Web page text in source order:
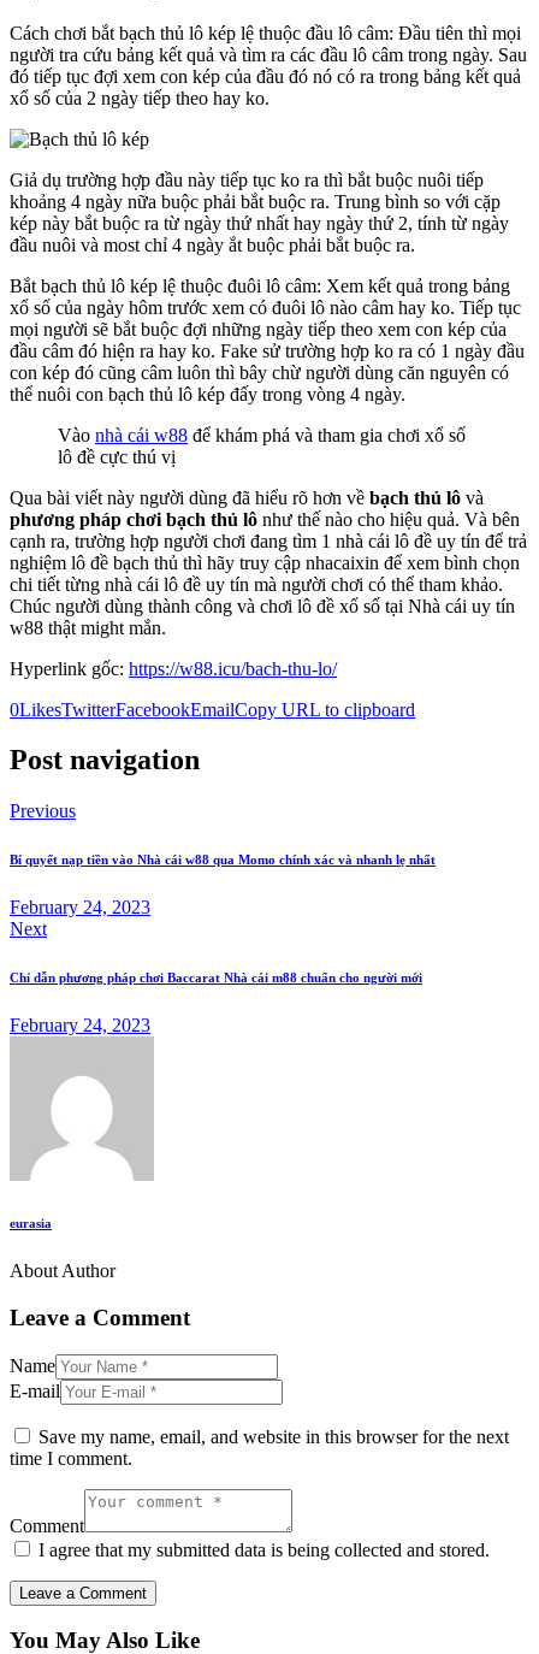
Cách chơi bắt bạch thủ lô kép lệ thuộc đầu lô câm: Đầu tiên thì mọi
người tra cứu bảng kết quả và tìm ra các đầu lô câm trong ngày. Sau
đó tiếp tục đợi xem con kép của đầu đó nó có ra trong bảng kết quả
xổ số của 2 ngày tiếp theo hay ko.
Giả dụ trường hợp đầu này tiếp tục ko ra thì bắt buộc nuôi tiếp
khoảng 4 ngày nữa buộc phải bắt buộc ra. Trung bình so với cặp
kép này bắt buộc ra từ ngày thứ nhất hay ngày thứ 2, tính từ ngày
đầu nuôi và most chỉ 4 ngày ắt buộc phải bắt buộc ra.
Bắt bạch thủ lô kép lệ thuộc đuôi lô câm: Xem kết quả trong bảng
xổ số của ngày hôm trước xem có đuôi lô nào câm hay ko. Tiếp tục
mọi người sẽ bắt buộc đợi những ngày tiếp theo xem con kép của
đầu câm đó hiện ra hay ko. Fake sử trường hợp ko ra có 1 ngày đầu
con kép đó cũng câm luôn thì bây chừ người dùng căn nguyên có
thể nuôi con bạch thủ lô kép đấy trong vòng 4 ngày.
Vào nhà cái w88 để khám phá và tham gia chơi xổ số
lô đề cực thú vị
Qua bài viết này người dùng đã hiểu rõ hơn về bạch thủ lô và
phương pháp chơi bạch thủ lô như thế nào cho hiệu quả. Và bên
cạnh ra, trường hợp người chơi đang tìm 1 nhà cái lô đề uy tín để trả
nghiệm lô đề bạch thủ thì hãy truy cập nhacaixin để xem bình chọn
chi tiết từng nhà cái lô đề uy tín mà người chơi có thể tham khảo.
Chúc người dùng thành công và chơi lô đề xổ số tại Nhà cái uy tín
w88 thật might mắn.
Hyperlink gốc: https://w88.icu/bach-thu-lo/
0LikesTwitterFacebookEmailCopy URL to clipboard
Post navigation
Previous
Bí quyết nạp tiền vào Nhà cái w88 qua Momo chính xác và nhanh lẹ nhất
February 24, 2023
Next
Chỉ dẫn phương pháp chơi Baccarat Nhà cái m88 chuẩn cho người mới
February 24, 2023
eurasia
About Author
Leave a Comment
Name
E-mail
Save my name, email, and website in this browser for the next
time I comment.
Comment
I agree that my submitted data is being collected and stored.
You May Also Like